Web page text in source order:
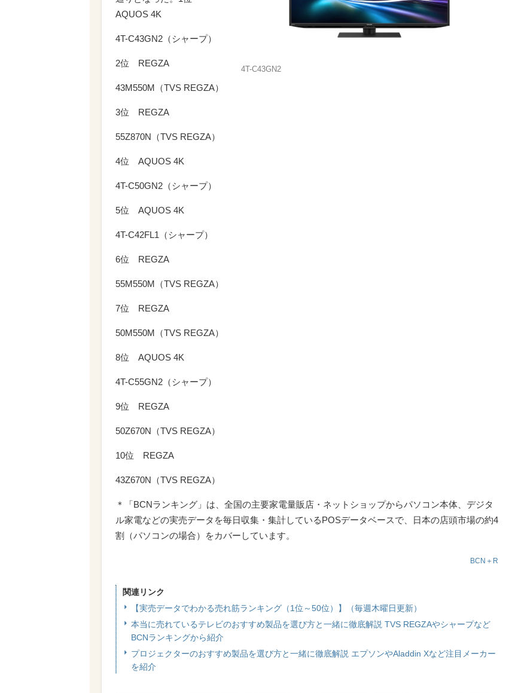
4T-C43GN2
AQUOS 4K
4T-C43GN2（シャープ）
2位 REGZA
43M550M（TVS REGZA）
3位 REGZA
55Z870N（TVS REGZA）
4位 AQUOS 4K
4T-C50GN2（シャープ）
5位 AQUOS 4K
4T-C42FL1（シャープ）
6位 REGZA
55M550M（TVS REGZA）
7位 REGZA
50M550M（TVS REGZA）
8位 AQUOS 4K
4T-C55GN2（シャープ）
9位 REGZA
50Z670N（TVS REGZA）
10位 REGZA
43Z670N（TVS REGZA）
＊「BCNランキング」は、全国の主要家電量販店・ネットショップからパソコン本体、デジタ
ル家電などの実売データを毎日収集・集計しているPOSデータベースで、日本の店頭市場の約4
割（パソコンの場合）をカバーしています。
BCN＋R
関連リンク
【実売データでわかる売れ筋ランキング（1位～50位）】（毎週木曜日更新）
本当に売れているテレビのおすすめ製品を選び方と一緒に徹底解説 TVS REGZAやシャープなど
BCNランキングから紹介
プロジェクターのおすすめ製品を選び方と一緒に徹底解説 エプソンやAladdin Xなど注目メーカー
を紹介